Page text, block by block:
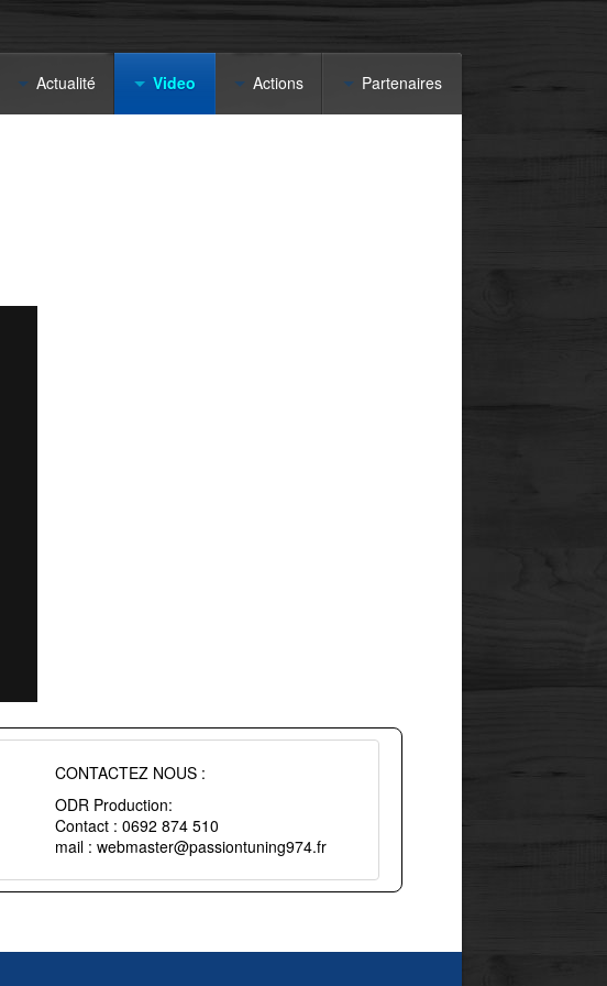
Actualité Video Actions Partenaires
CONTACTEZ NOUS :
ODR Production:
Contact : 0692 874 510
mail : webmaster@passiontuning974.fr